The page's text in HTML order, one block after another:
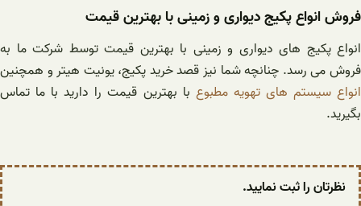
فروش انواع پکیج دیواری و زمینی با بهترین قیمت
انواع پکیج های دیواری و زمینی با بهترین قیمت توسط شرکت ما به
فروش می رسد. چنانچه شما نیز قصد خرید پکیج، یونیت هیتر و همچنین
انواع سیستم های تهویه مطبوع با بهترین قیمت را دارید با ما تماس
بگیرید.
نظرتان را ثبت نمایید.